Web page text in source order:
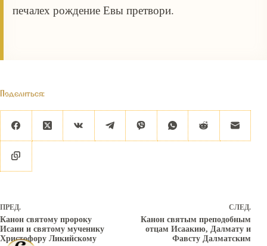
печалех рождение Евы претвори.
Поделиться:
ПРЕД.
Канон святому пророку
Исаии и святому мученику
Христофору Ликийскому
СЛЕД.
Канон святым преподобным
отцам Исаакию, Далмату и
Фавсту Далматским